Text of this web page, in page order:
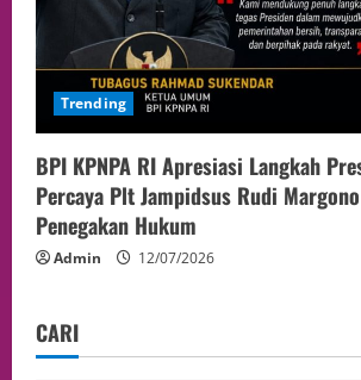
Trending
BPI KPNPA RI Apresiasi Langkah
Percaya Plt Jampidsus Rudi
Penegakan Hukum
Admin 12/07/2026
CARI